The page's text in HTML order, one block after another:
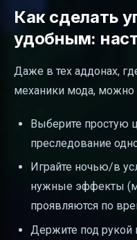
Как сделать
удобным:
Даже в тех аддонах,
механики мода, можно
Выберите простую
преследование
Играйте ночью/в
нужные эффекты
проявляются по
Держите под рукой